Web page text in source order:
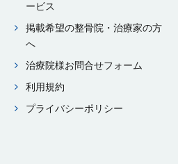
ービス
掲載希望の整⾻院・治療家の⽅
へ
治療院様お問合せフォーム
利⽤規約
プライバシーポリシー